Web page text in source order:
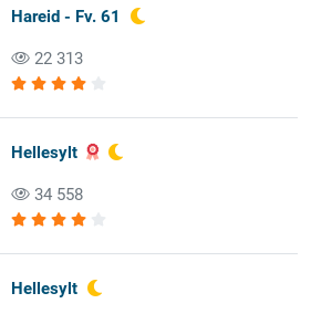
Hareid - Fv. 61
22 313
Hellesylt
34 558
Hellesylt